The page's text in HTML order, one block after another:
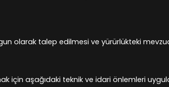
olarak talep edilmesi ve yürürlükteki
için aşağıdaki teknik ve idari önlemleri